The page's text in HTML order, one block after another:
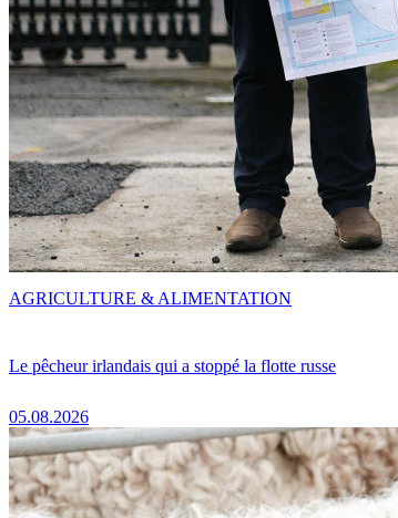
Le pêcheur irlandais qui a stoppé la flotte russe
05.08.2026
AGRICULTURE & ALIMENTATION